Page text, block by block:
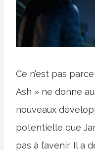
Ce n’est pas
Ash » ne donne
nouveaux
potentielle que
pas à l’avenir. Il a